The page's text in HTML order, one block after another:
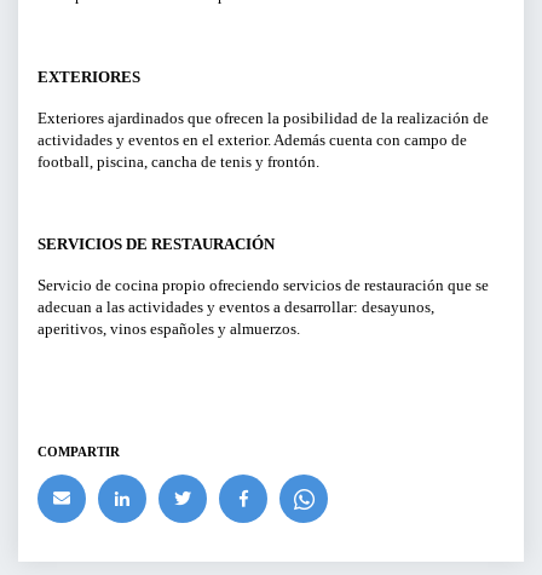
EXTERIORES
Exteriores ajardinados que ofrecen la posibilidad de la realización de
actividades y eventos en el exterior. Además cuenta con campo de
football, piscina, cancha de tenis y frontón.
SERVICIOS DE RESTAURACIÓN
Servicio de cocina propio ofreciendo servicios de restauración que se
adecuan a las actividades y eventos a desarrollar: desayunos,
aperitivos, vinos españoles y almuerzos.
COMPARTIR